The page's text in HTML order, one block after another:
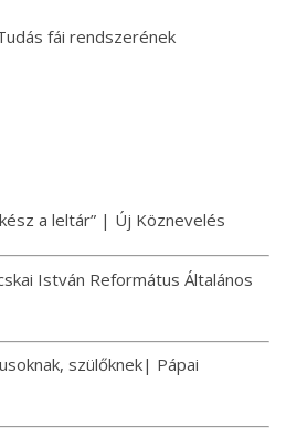
fái rendszerének
a leltár” | Új Köznevelés
István Református Általános
szülőknek| Pápai